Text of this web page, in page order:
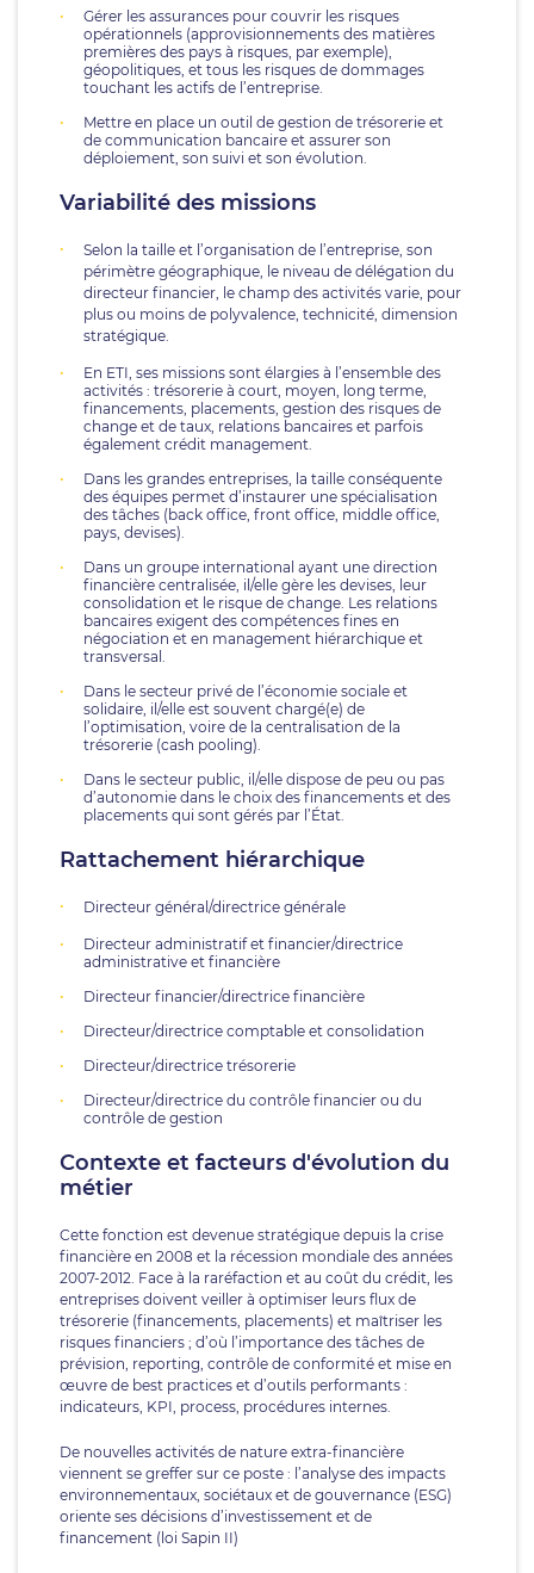
Gérer les assurances pour couvrir les risques
opérationnels (approvisionnements des matières
premières des pays à risques, par exemple),
géopolitiques, et tous les risques de dommages
touchant les actifs de l’entreprise.
Mettre en place un outil de gestion de trésorerie et
de communication bancaire et assurer son
déploiement, son suivi et son évolution.
Variabilité des missions
Selon la taille et l’organisation de l’entreprise, son
périmètre géographique, le niveau de délégation du
directeur financier, le champ des activités varie, pour
plus ou moins de polyvalence, technicité, dimension
stratégique.
En ETI, ses missions sont élargies à l’ensemble des
activités : trésorerie à court, moyen, long terme,
financements, placements, gestion des risques de
change et de taux, relations bancaires et parfois
également crédit management.
Dans les grandes entreprises, la taille conséquente
des équipes permet d’instaurer une spécialisation
des tâches (back office, front office, middle office,
pays, devises).
Dans un groupe international ayant une direction
financière centralisée, il/elle gère les devises, leur
consolidation et le risque de change. Les relations
bancaires exigent des compétences fines en
négociation et en management hiérarchique et
transversal.
Dans le secteur privé de l’économie sociale et
solidaire, il/elle est souvent chargé(e) de
l’optimisation, voire de la centralisation de la
trésorerie (cash pooling).
Dans le secteur public, il/elle dispose de peu ou pas
d’autonomie dans le choix des financements et des
placements qui sont gérés par l’État.
Rattachement hiérarchique
Directeur général/directrice générale
Directeur administratif et financier/directrice
administrative et financière
Directeur financier/directrice financière
Directeur/directrice comptable et consolidation
Directeur/directrice trésorerie
Directeur/directrice du contrôle financier ou du
contrôle de gestion
Contexte et facteurs d'évolution du
métier
Cette fonction est devenue stratégique depuis la crise
financière en 2008 et la récession mondiale des années
2007-2012. Face à la raréfaction et au coût du crédit, les
entreprises doivent veiller à optimiser leurs flux de
trésorerie (financements, placements) et maîtriser les
risques financiers ; d’où l’importance des tâches de
prévision, reporting, contrôle de conformité et mise en
œuvre de best practices et d’outils performants :
indicateurs, KPI, process, procédures internes.
De nouvelles activités de nature extra-financière
viennent se greffer sur ce poste : l’analyse des impacts
environnementaux, sociétaux et de gouvernance (ESG)
oriente ses décisions d’investissement et de
financement (loi Sapin II)